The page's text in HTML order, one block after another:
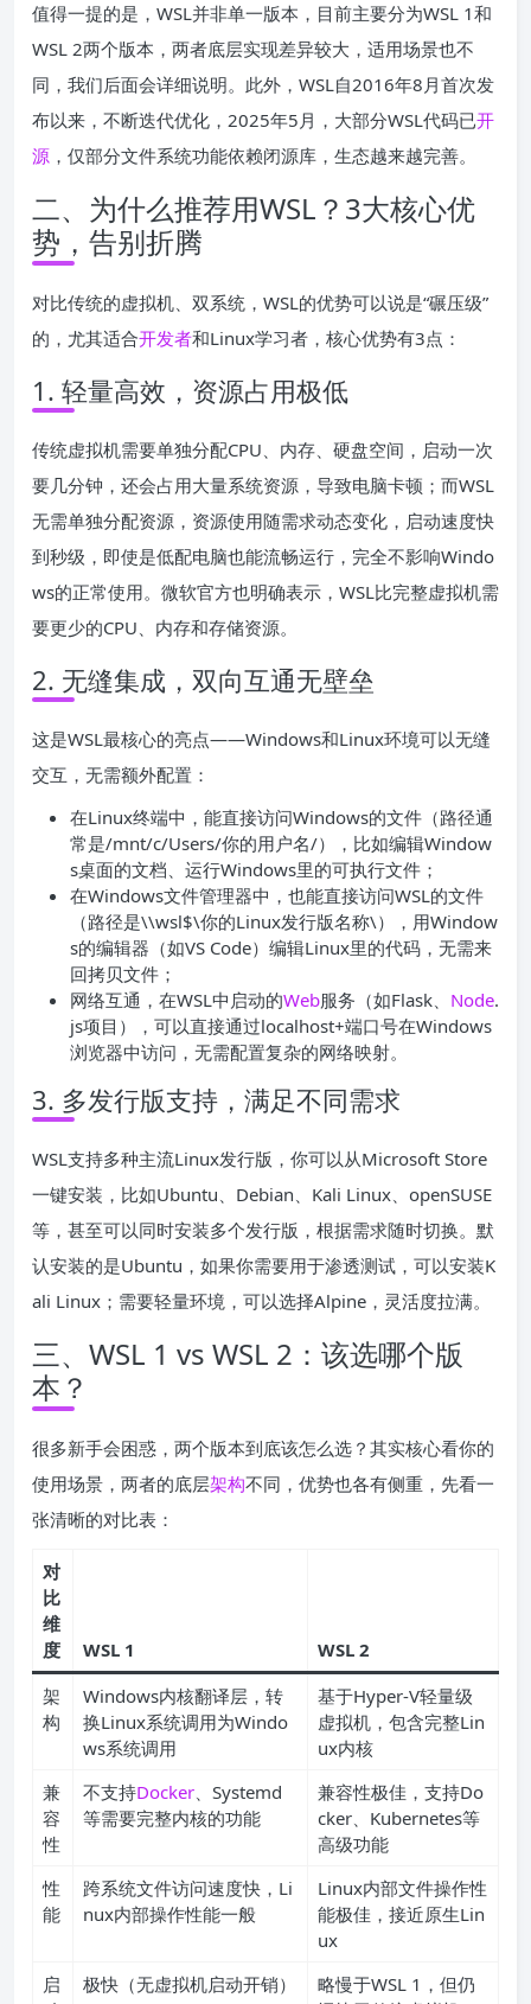
值得一提的是，WSL并非单一版本，目前主要分为WSL 1和
WSL 2两个版本，两者底层实现差异较大，适用场景也不
同，我们后面会详细说明。此外，WSL自2016年8月首次发
布以来，不断迭代优化，2025年5月，大部分WSL代码已开
源 ，仅部分文件系统功能依赖闭源库，生态越来越完善。
二、为什么推荐用WSL？3大核心优
势，告别折腾
对比传统的虚拟机、双系统，WSL的优势可以说是“碾压级”
的，尤其适合开发者和Linux学习者，核心优势有3点：
1. 轻量高效，资源占用极低
传统虚拟机需要单独分配CPU、内存、硬盘空间，启动一次
要几分钟，还会占用大量系统资源，导致电脑卡顿；而WSL
无需单独分配资源，资源使用随需求动态变化，启动速度快
到秒级，即使是低配电脑也能流畅运行，完全不影响Windo
ws的正常使用。微软官方也明确表示，WSL比完整虚拟机需
要更少的CPU、内存和存储资源。
2. 无缝集成，双向互通无壁垒
这是WSL最核心的亮点——Windows和Linux环境可以无缝
交互，无需额外配置：
在Linux终端中，能直接访问Windows的文件（路径通
常是/mnt/c/Users/你的用户名/），比如编辑Window
s桌面的文档、运行Windows里的可执行文件；
在Windows文件管理器中，也能直接访问WSL的文件
（路径是\\wsl$\你的Linux发行版名称\），用Window
s的编辑器（如VS Code）编辑Linux里的代码，无需来
回拷贝文件；
网络互通，在WSL中启动的Web服务（如Flask、 Node.
js项目），可以直接通过localhost+端口号在Windows
浏览器中访问，无需配置复杂的网络映射。
3. 多发行版支持，满足不同需求
WSL支持多种主流Linux发行版，你可以从Microsoft Store
一键安装，比如Ubuntu、Debian、Kali Linux、openSUSE
等，甚至可以同时安装多个发行版，根据需求随时切换。默
认安装的是Ubuntu，如果你需要用于渗透测试，可以安装K
ali Linux；需要轻量环境，可以选择Alpine，灵活度拉满。
三、WSL 1 vs WSL 2：该选哪个版
本？
很多新手会困惑，两个版本到底该怎么选？其实核心看你的
使用场景，两者的底层架构不同，优势也各有侧重，先看一
张清晰的对比表：
对
比
维
度
WSL 1
WSL 2
架
构
Windows内核翻译层，转
换Linux系统调用为Windo
ws系统调用
基于Hyper-V轻量级
虚拟机，包含完整Lin
ux内核
兼
容
性
不支持Docker、Systemd
等需要完整内核的功能
兼容性极佳，支持Do
cker、Kubernetes等
高级功能
性
能
跨系统文件访问速度快，Li
nux内部操作性能一般
Linux内部文件操作性
能极佳，接近原生Lin
ux
启
极快（无虚拟机启动开销）
略慢于WSL 1，但仍